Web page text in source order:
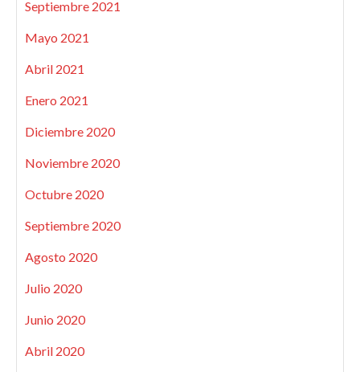
Septiembre 2021
Mayo 2021
Abril 2021
Enero 2021
Diciembre 2020
Noviembre 2020
Octubre 2020
Septiembre 2020
Agosto 2020
Julio 2020
Junio 2020
Abril 2020